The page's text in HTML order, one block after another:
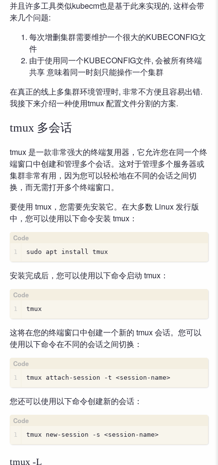
并且许多工具类似kubecm也是基于此来实现的, 这样会带
来几个问题:
每次增删集群需要维护一个很大的KUBECONFIG文
件
由于使用同一个KUBECONFIG文件, 会被所有终端
共享 意味着同一时刻只能操作一个集群
在真正的线上多集群环境管理时, 非常不方便且容易出错.
我接下来介绍一种使用tmux 配置文件分割的方案.
tmux 多会话
tmux 是一款非常强大的终端复用器，它允许您在同一个终
端窗口中创建和管理多个会话。这对于管理多个服务器或
集群非常有用，因为您可以轻松地在不同的会话之间切
换，而无需打开多个终端窗口。
要使用 tmux，您需要先安装它。在大多数 Linux 发行版
中，您可以使用以下命令安装 tmux：
1 sudo apt install tmux
安装完成后，您可以使用以下命令启动 tmux：
1 tmux
这将在您的终端窗口中创建一个新的 tmux 会话。您可以
使用以下命令在不同的会话之间切换：
1 tmux attach-session -t <session-name>
您还可以使用以下命令创建新的会话：
1 tmux new-session -s <session-name>
tmux -L